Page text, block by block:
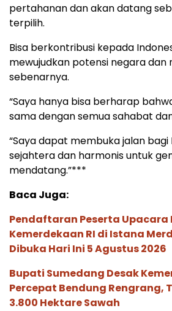
pertahanan dan akan datang
terpilih.
Bisa berkontribusi kepada
mewujudkan potensi negara
sebenarnya.
“Saya hanya bisa berharap
sama dengan semua sahabat
“Saya dapat membuka jalan bagi
sejahtera dan harmonis untuk
mendatang.”***
Baca Juga:
Pendaftaran Peserta Upacara
Kemerdekaan RI di Istana
Dibuka Hari Ini 5 Agustus 2026
Bupati Sumedang Desak
Percepat Bendung Rengrang,
3.800 Hektare Sawah